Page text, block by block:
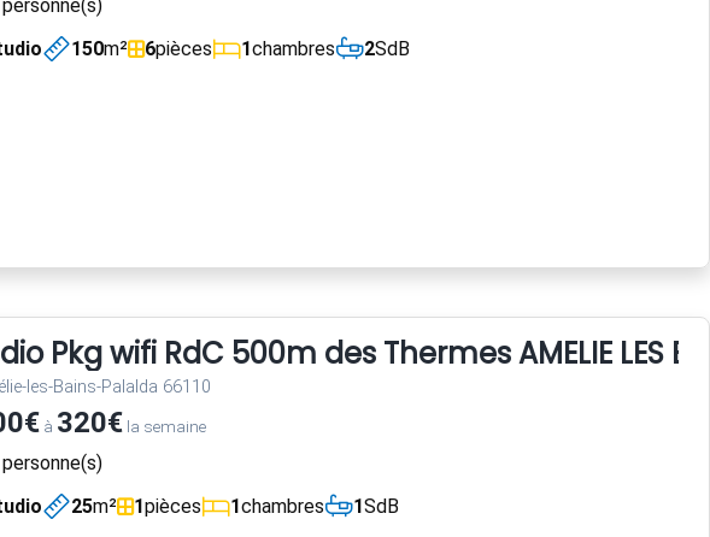
150m² 6pièces 1chambres 2SdB
Pkg wifi RdC 500m des Thermes AMELIE LES
les-Bains-Palalda 66110
à 320€la semaine
25m² 1pièces 1chambres 1SdB